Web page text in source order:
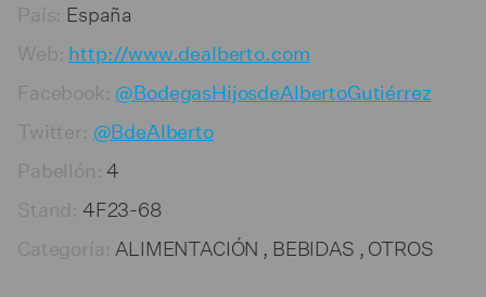
País: España
Web: http://www.dealberto.com
Facebook: @BodegasHijosdeAlbertoGutiérrez
Twitter: @BdeAlberto
Pabellón: 4
Stand: 4F23-68
Categoría: ALIMENTACIÓN , BEBIDAS , OTROS